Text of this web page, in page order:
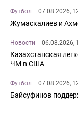
Футбол 07.08.2026,
Жумаскалиев и
Новости 06.08.2026,
Казахстанская
ЧМ в США
Футбол 07.08.2026,
Байсуфинов